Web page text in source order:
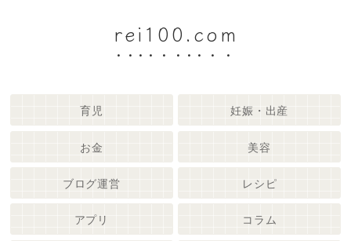
rei100.com
育児 妊娠・出産
お金 美容
ブログ運営 レシピ
アプリ コラム